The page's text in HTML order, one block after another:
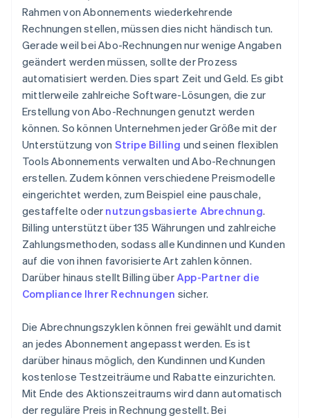
Rahmen von Abonnements wiederkehrende
Rechnungen stellen, müssen dies nicht händisch tun.
Gerade weil bei Abo-Rechnungen nur wenige Angaben
geändert werden müssen, sollte der Prozess
automatisiert werden. Dies spart Zeit und Geld. Es gibt
mittlerweile zahlreiche Software-Lösungen, die zur
Erstellung von Abo-Rechnungen genutzt werden
können. So können Unternehmen jeder Größe mit der
Unterstützung von Stripe Billing und seinen flexiblen
Tools Abonnements verwalten und Abo-Rechnungen
erstellen. Zudem können verschiedene Preismodelle
eingerichtet werden, zum Beispiel eine pauschale,
gestaffelte oder nutzungsbasierte Abrechnung.
Billing unterstützt über 135 Währungen und zahlreiche
Zahlungsmethoden, sodass alle Kundinnen und Kunden
auf die von ihnen favorisierte Art zahlen können.
Darüber hinaus stellt Billing überApp-Partner die
Compliance Ihrer Rechnungen sicher.
Die Abrechnungszyklen können frei gewählt und damit
an jedes Abonnement angepasst werden. Es ist
darüber hinaus möglich, den Kundinnen und Kunden
kostenlose Testzeiträume und Rabatte einzurichten.
Mit Ende des Aktionszeitraums wird dann automatisch
der reguläre Preis in Rechnung gestellt. Bei